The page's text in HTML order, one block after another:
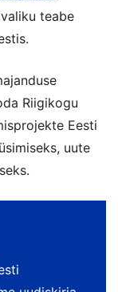
teabe
Riigikogu
Eesti
uute